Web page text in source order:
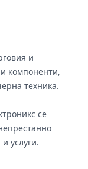
и
компоненти,
техника.
се
услуги.